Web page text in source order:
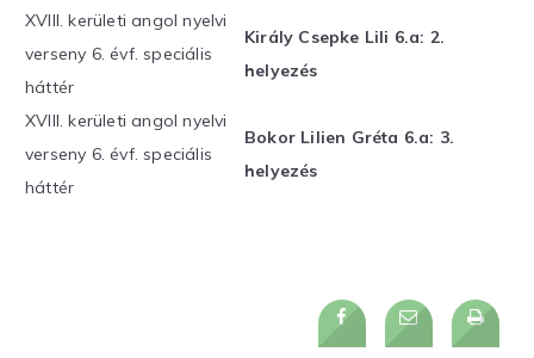
XVIII. kerületi angol nyelvi
verseny 6. évf. speciális
háttér
Király Csepke Lili 6.a: 2.
helyezés
XVIII. kerületi angol nyelvi
verseny 6. évf. speciális
háttér
Bokor Lilien Gréta 6.a: 3.
helyezés